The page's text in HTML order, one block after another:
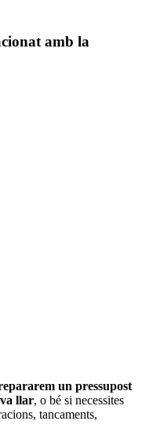
amb la
un pressupost
llar, o bé si necessites
tancaments,